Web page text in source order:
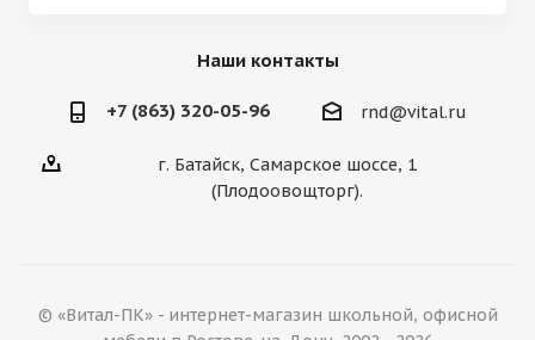
Наши контакты
+7 (863) 320-05-96 rnd@vital.ru
г. Батайск, Самарское шоссе, 1
(Плодоовощторг).
© «Витал-ПК» - интернет-магазин школьной, офисной